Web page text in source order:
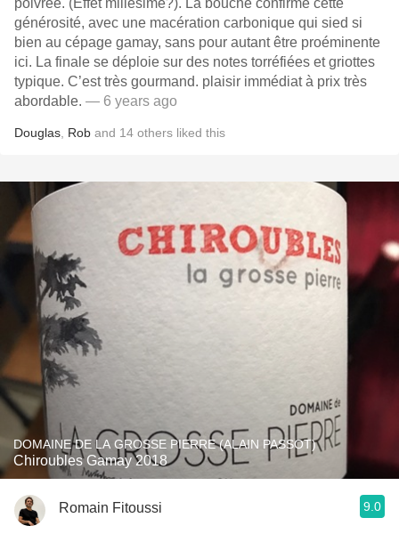
poivrée. (Effet millésime?). La bouche confirme cette
générosité, avec une macération carbonique qui sied si
bien au cépage gamay, sans pour autant être proéminente
ici. La finale se déploie sur des notes torréfiées et griottes
typique. C’est très gourmand. plaisir immédiat à prix très
abordable. — 6 years ago
Douglas Rob and 14 others liked this
DOMAINE DE LA GROSSE PIERRE (ALAIN PASSOT)
Chiroubles Gamay 2018
Romain Fitoussi 9.0